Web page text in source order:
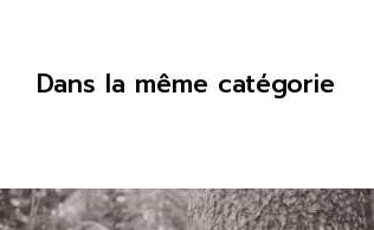
Dans la même catégorie